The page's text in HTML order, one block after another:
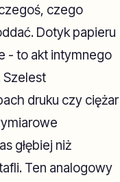
czego
Dotyk papieru
- to akt intymnego
Szelest
druku czy ciężar
głębiej niż
Ten analogowy